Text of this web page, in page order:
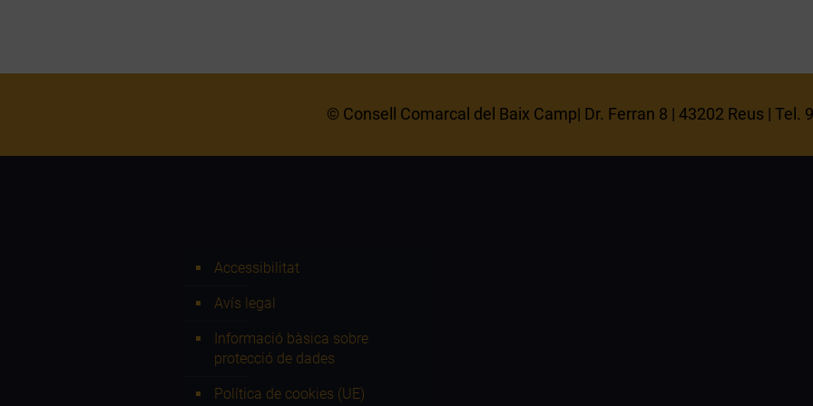
© Consell Comarcal del Baix Camp| Dr. Ferran 8 | 43202 Reus | Tel.
Accessibilitat
Avís legal
Informació bàsica sobre
protecció de dades
Política de cookies (UE)